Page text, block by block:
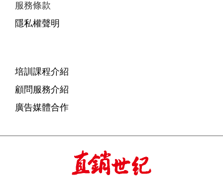
服務條款
隱私權聲明
培訓課程介紹
顧問服務介紹
廣告媒體合作